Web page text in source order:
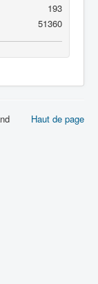
193
51360
Haut de page